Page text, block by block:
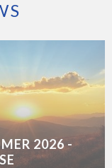
2026 -